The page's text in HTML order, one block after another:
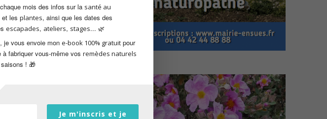
médicinales
mois des infos sur la santé au
et les plantes, ainsi que les dates des
escapades, ateliers, stages... 🌿
je vous envoie mon e-book 100% gratuit pour
à fabriquer vous-même vos remèdes naturels
! 🎁
Je m'inscris et je